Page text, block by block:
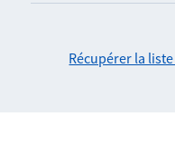
Récupérer la